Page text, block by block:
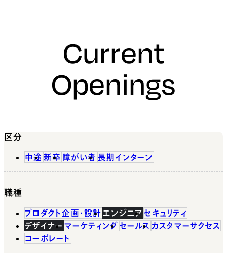
Current
Openings
区分
中途 新卒 障がい者 長期インターン
職種
プロダクト企画・設計 エンジニア セキュリティ
デザイナー マーケティング セールス カスタマーサクセス
コーポレート